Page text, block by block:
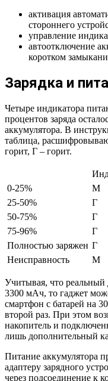
активация
стороннего
управление
автоотключение
коротком
Зарядка и
Четыре индикатора
процентов заряда
аккумулятора. В
таблица,
горит, Г – горит.
0-25%
М
25-50%
Г
50-75%
Г
75-96%
Г
Полностью заряжен Г
Неисправность
М
Учитывая, что реальный
3300 мАч, то гаджет
смартфон с батарей на
второй раз. При этом
накопитель и
лишь дополнительный
Питание аккумулятора
адаптеру зарядного
через подсоединение к